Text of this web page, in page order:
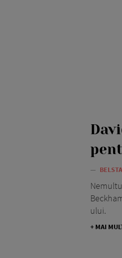
—
ului.
+ MAI